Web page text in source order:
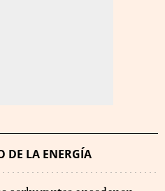
DE LA ENERGÍA